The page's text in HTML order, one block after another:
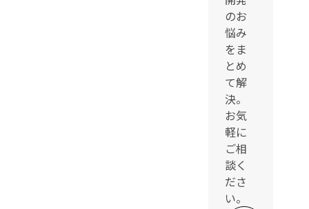
のお
悩み
をま
とめ
て解
決。
お気
軽に
ご相
談く
ださ
い。